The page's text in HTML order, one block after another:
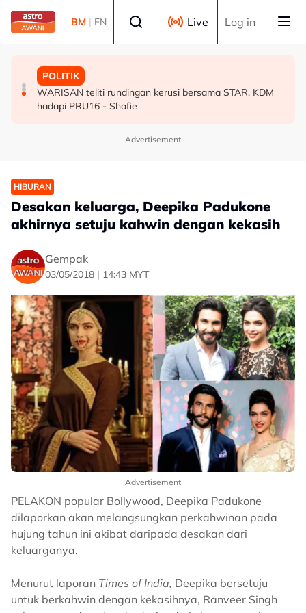
Skip to main content
BM | EN Live Log in
MALAYSIA
Peranan bapa dalam kalangan anggota ATM perlu terus
diperkasa - Dr Wan Azizah
MALAYSIA
Akar reput, rongga pada pangkal punca pokok tumbang
- MBPP
POLITIK
WARISAN teliti rundingan kerusi bersama STAR, KDM
hadapi PRU16 - Shafie
Advertisement
HIBURAN
Desakan keluarga, Deepika Padukone
akhirnya setuju kahwin dengan kekasih
Gempak
03/05/2018 | 14:43 MYT
Advertisement
PELAKON popular Bollywood, Deepika Padukone
dilaporkan akan melangsungkan perkahwinan pada
hujung tahun ini akibat daripada desakan dari
keluarganya.
Menurut laporan Times of India, Deepika bersetuju
untuk berkahwin dengan kekasihnya, Ranveer Singh